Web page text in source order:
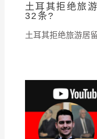
土耳其拒绝旅
32条?
土耳其拒绝旅游居